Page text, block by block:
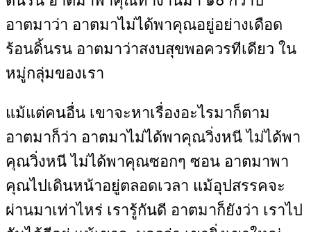
อาตมาว่า อาตมาไม่ได้พาคุณอยู่อย่างเดือด
ร้อนดิ้นรน อาตมาว่าสงบสุขพอควรทีเดียว ใน
หมู่กลุ่มของเรา
แม้แต่คนอื่น เขาจะหาเรื่องอะไรมาก็ตาม
อาตมาก็ว่า อาตมาไม่ได้พาคุณวิ่งหนี ไม่ได้พา
คุณวิ่งหนี ไม่ได้พาคุณซอกๆ ซอน อาตมาพา
คุณไปเดินหน้าอยู่ตลอดเวลา แม้อุปสรรคจะ
ผ่านมาเท่าไหร่ เรารู้กันดี อาตมาก็ยังว่า เราไป